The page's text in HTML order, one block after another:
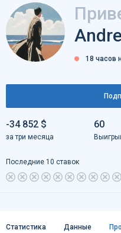
18 часов
-34 852 $
за три месяца
60
Последние 10 ставок
Статистика Данные